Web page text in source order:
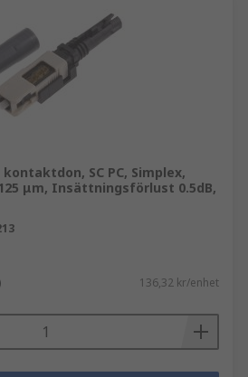
SC PC, Simplex,
μm, Insättningsförlust 0.5dB,
136,32 kr/enhet